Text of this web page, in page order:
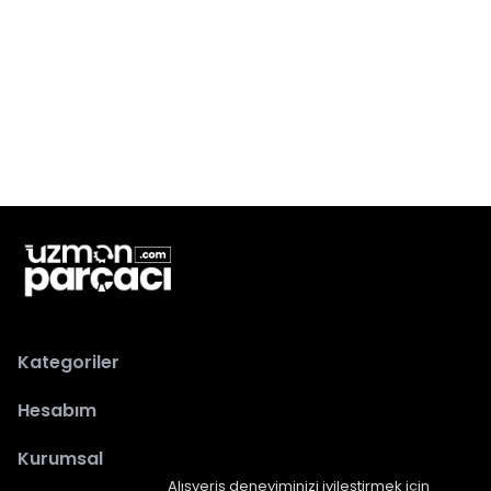
Alışveriş deneyiminizi iyileştirmek için
Kategoriler
Hesabım
Kurumsal